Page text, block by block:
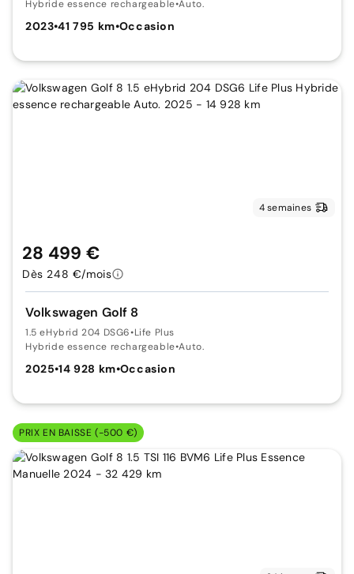
Hybride essence rechargeable•Auto.
2023•41 795 km•Occasion
4 semaines
Volkswagen Golf 8
1.5 eHybrid 204 DSG6•Life Plus
Hybride essence rechargeable•Auto.
2025•14 928 km•Occasion
28 499 €
Dès 248 €/mois
PRIX EN BAISSE (-500 €)